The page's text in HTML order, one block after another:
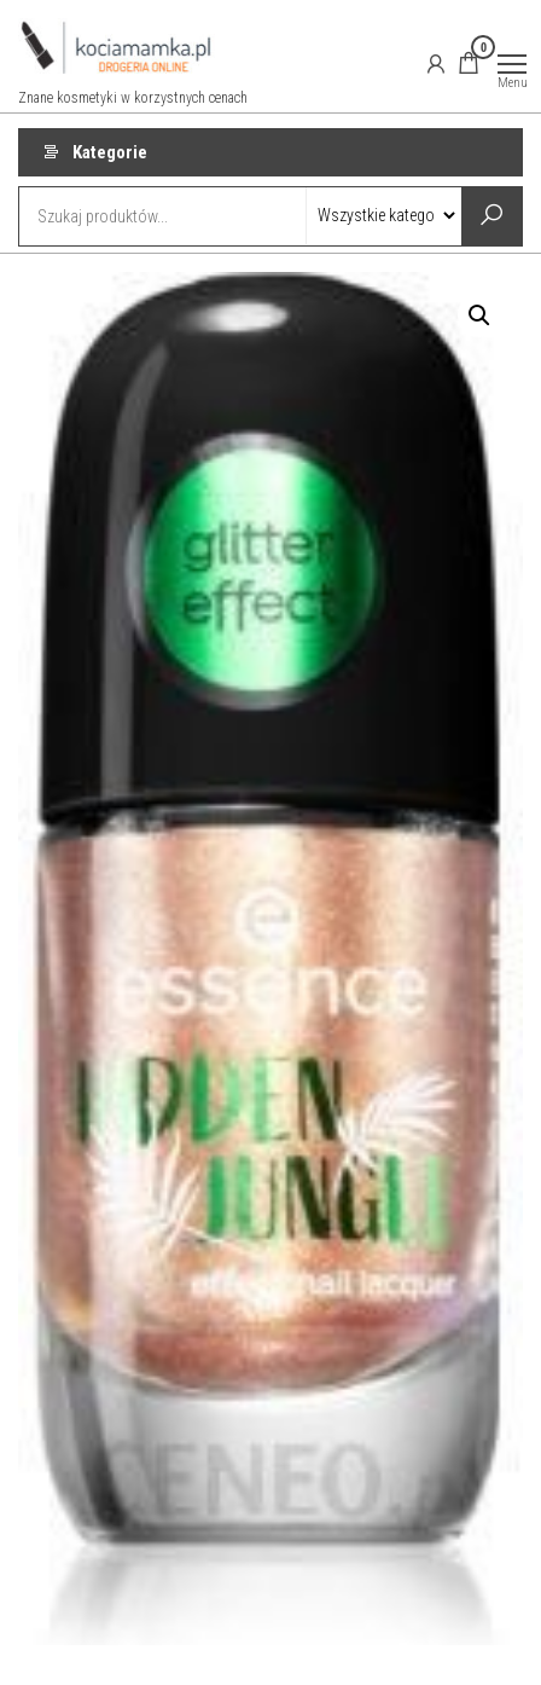
Przejdź
Znane kosmetyki w korzystnych cenach
0
Menu
Kategorie